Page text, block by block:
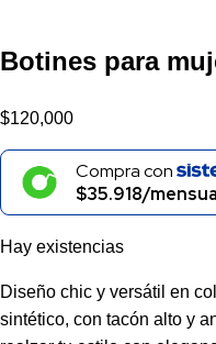
Botines para
$120,000
Compra con
$35.918/
Hay existencias
Diseño chic y versátil en
sintético, con tacón alto y